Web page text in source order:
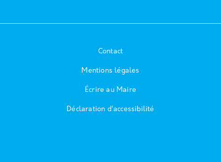
Contact
Mentions légales
Écrire au Maire
Déclaration d'accessibilité